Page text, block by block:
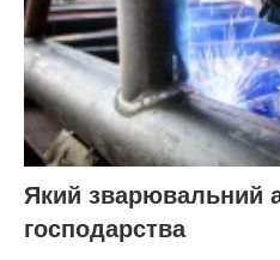
Який зварювальний
господарства